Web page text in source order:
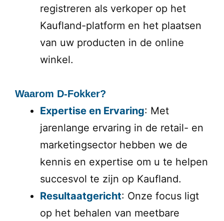
registreren als verkoper op het
Kaufland-platform en het plaatsen
van uw producten in de online
winkel.
Waarom D-Fokker?
Expertise en Ervaring: Met
jarenlange ervaring in de retail- en
marketingsector hebben we de
kennis en expertise om u te helpen
succesvol te zijn op Kaufland.
Resultaatgericht: Onze focus ligt
op het behalen van meetbare